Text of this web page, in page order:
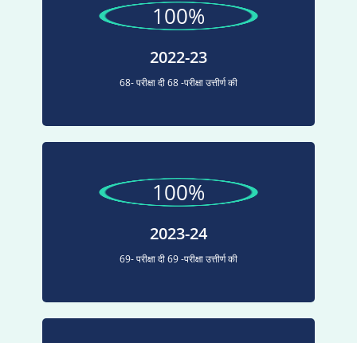
100%
2022-23
68- परीक्षा दी 68 -परीक्षा उत्तीर्ण की
100%
2023-24
69- परीक्षा दी 69 -परीक्षा उत्तीर्ण की